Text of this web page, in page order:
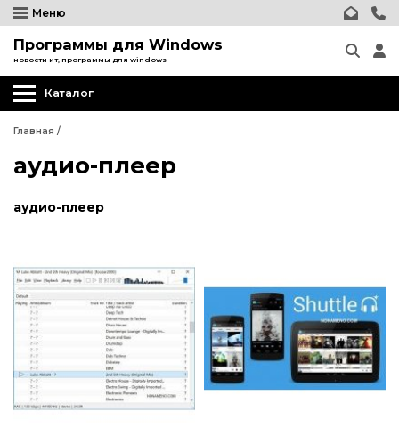
Меню
Программы для Windows
новости ит, программы для windows
Каталог
Главная /
аудио-плеер
аудио-плеер